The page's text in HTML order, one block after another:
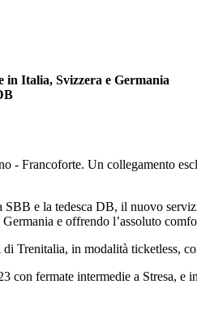
in Italia, Svizzera e Germania
- Francoforte. Un collegamento
e la tedesca DB, il nuovo
e offrendo l’assoluto
Trenitalia, in modalità ticketless,
con fermate intermedie a Stresa,